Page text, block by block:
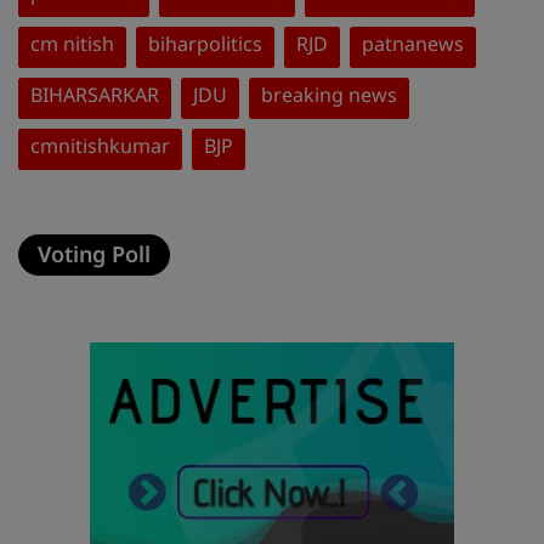
cm nitish
biharpolitics RJD
patnanews
BIHARSARKAR
JDU
breaking news
cmnitishkumar
BJP
Voting Poll